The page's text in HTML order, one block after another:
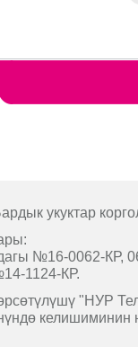
укуктар
№16-0062-КР,
1124-КР.
"НУР
келишиминин